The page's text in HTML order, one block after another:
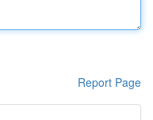
Report Page